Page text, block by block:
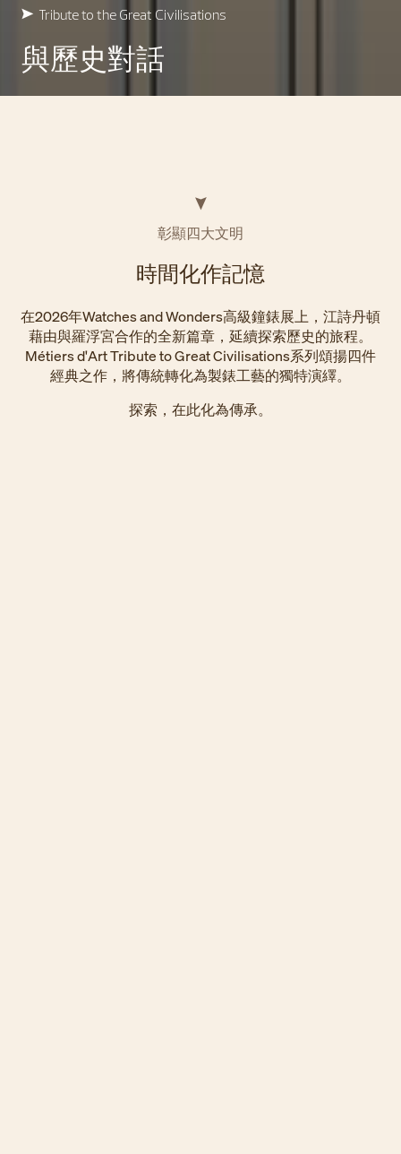
Tribute to the Great Civilisations
與歷史對話
彰顯四大文明
時間化作記憶
在2026年Watches and Wonders高級鐘錶展上，江詩丹頓
藉由與羅浮宮合作的全新篇章，延續探索歷史的旅程。
Métiers d'Art Tribute to Great Civilisations系列頌揚四件
經典之作，將傳統轉化為製錶工藝的獨特演繹。
探索，在此化為傳承。